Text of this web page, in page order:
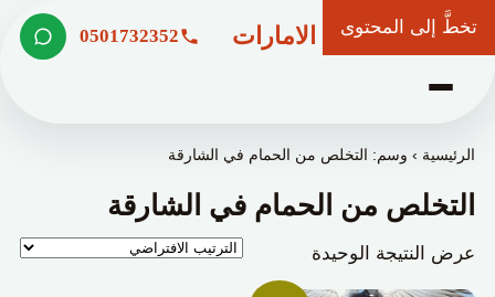
تخطَّ إلى المحتوى
شركة وعد الامارات 0501732352
الرئيسية ›وسم: التخلص من الحمام في الشارقة
التخلص من الحمام في الشارقة
عرض النتيجة الوحيدة